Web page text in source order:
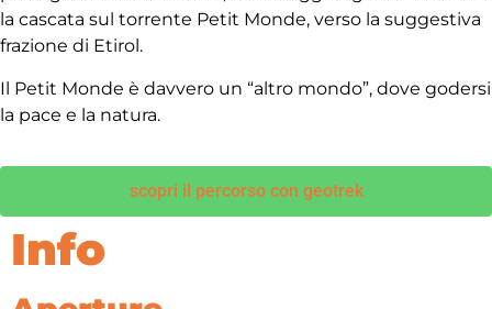
la cascata sul torrente Petit Monde, verso la suggestiva
frazione di Etirol.
Il Petit Monde è davvero un “altro mondo”, dove godersi
la pace e la natura.
scopri il percorso con geotrek
Info